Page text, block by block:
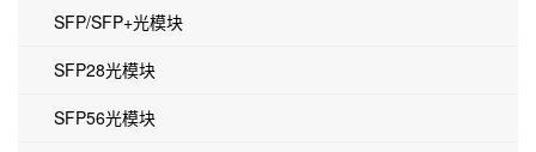
SFP/SFP+光模块
SFP28光模块
SFP56光模块